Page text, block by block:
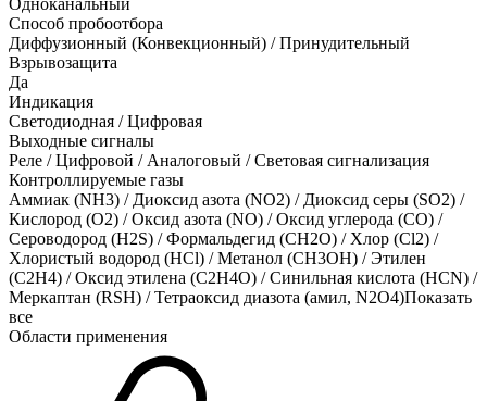
Одноканальный
Способ пробоотбора
Диффузионный (Конвекционный) / Принудительный
Взрывозащита
Да
Индикация
Светодиодная / Цифровая
Выходные сигналы
Реле / Цифровой / Аналоговый / Световая сигнализация
Контроллируемые газы
Аммиак (NH3) / Диоксид азота (NO2) / Диоксид серы (SO2) /
Кислород (O2) /Оксид азота (NO) /Оксид углерода (CO) /
Сероводород (H2S) /Формальдегид (CH2O) / Хлор (Cl2) /
Хлористый водород (HCl) /Метанол (CH3OH) /Этилен
(C2H4) /Оксид этилена (C2H4O) /Синильная кислота (HCN) /
Меркаптан (RSH) /Тетраоксид диазота (амил, N2O4)Показать
все
Области применения